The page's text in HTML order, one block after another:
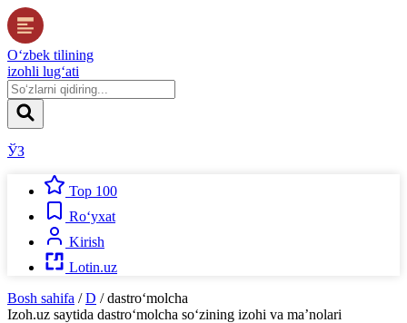
O‘zbek tilining
izohli lug‘ati
ЎЗ
Top 100
Ro‘yxat
Kirish
Lotin.uz
Bosh sahifa / D / dastro‘molcha
Izoh.uz saytida dastro‘molcha so‘zining izohi va ma’nolari